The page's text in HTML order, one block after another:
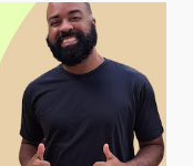
Cecilia Peixoto,
Cris Ávila, Cristina
Gabriela Ladrón
Neggra Black,
M., Ligia